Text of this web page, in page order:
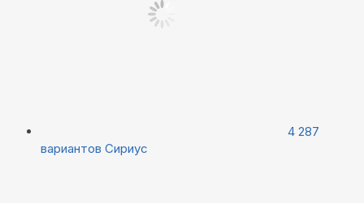
4 287
вариантов Сириус